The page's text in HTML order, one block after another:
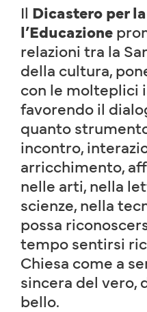
Il Dicastero per
l’Educazione
relazioni tra la
della cultura,
con le molteplici
favorendo il
quanto
incontro,
arricchimento,
nelle arti, nella
scienze, nella
possa
tempo sentirsi
Chiesa come a
sincera del vero,
bello.